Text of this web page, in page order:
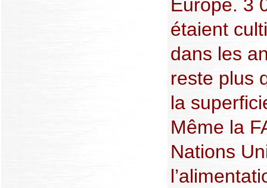
Europe. 3
étaient
dans les
reste plus
la
Même la
Nations